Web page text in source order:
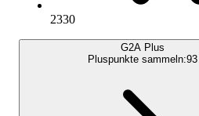
2330
G2A Plus
Pluspunkte sammeln:93